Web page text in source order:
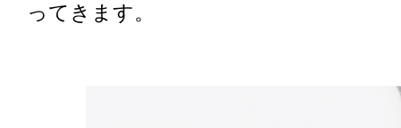
ってきます。